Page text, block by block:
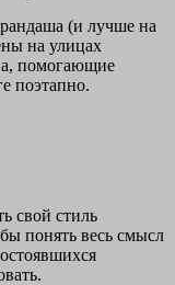
(и лучше на
на улицах
помогающие
поэтапно.
свой стиль
понять весь смысл